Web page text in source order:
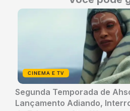
CINEMA E TV
Segunda Temporada de
Lançamento Adiando,